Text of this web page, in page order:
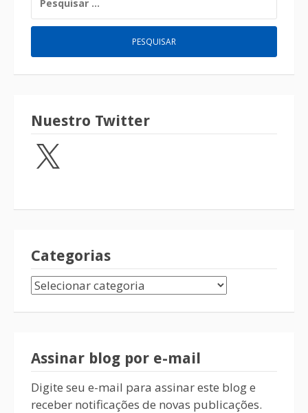
Nuestro Twitter
Categorias
Assinar blog por e-mail
Digite seu e-mail para assinar este blog e
receber notificações de novas publicações.